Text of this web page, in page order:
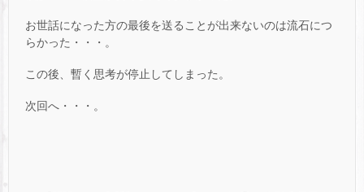
お世話になった方の最後を送ることが出来ないのは流石につ
らかった・・・。
この後、暫く思考が停止してしまった。
次回へ・・・。